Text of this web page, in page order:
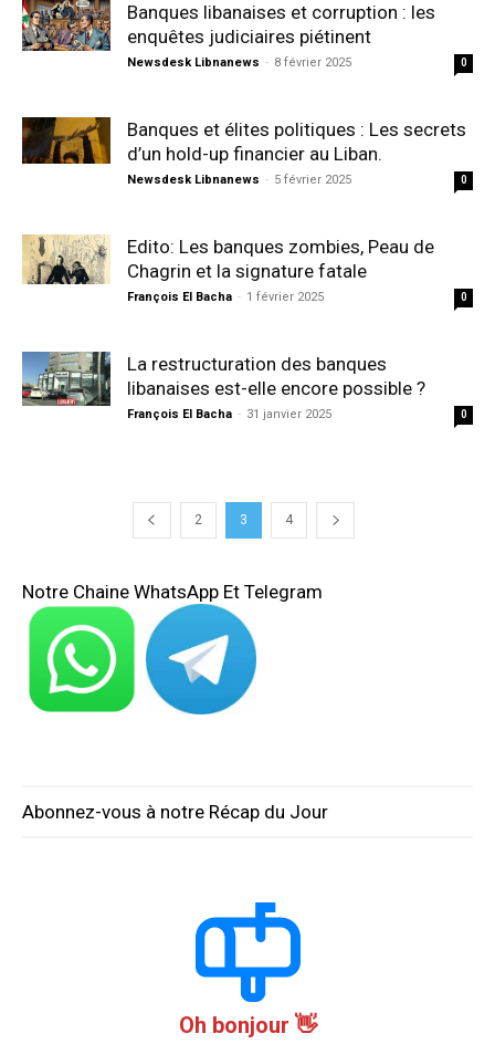
Banques libanaises et corruption : les
enquêtes judiciaires piétinent
Newsdesk Libnanews - 8 février 2025 0
Banques et élites politiques : Les secrets
d’un hold-up financier au Liban.
Newsdesk Libnanews - 5 février 2025 0
Edito: Les banques zombies, Peau de
Chagrin et la signature fatale
François El Bacha - 1 février 2025 0
La restructuration des banques
libanaises est-elle encore possible ?
François El Bacha - 31 janvier 2025 0
2 3 4
Notre Chaine WhatsApp Et Telegram
Abonnez-vous à notre Récap du Jour
Oh bonjour 👋